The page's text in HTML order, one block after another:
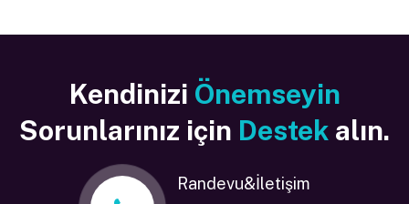
Kendinizi Önemseyin
Sorunlarınız için Destek alın.
Randevu&İletişim